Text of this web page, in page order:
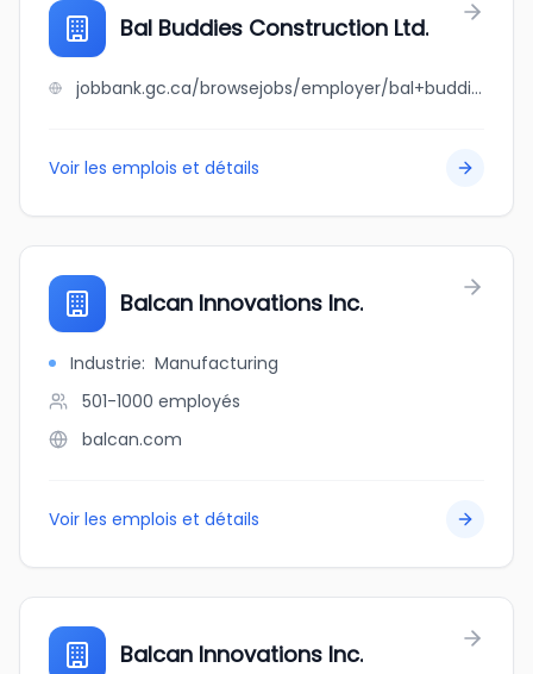
Bal Buddies Construction Ltd.
jobbank.gc.ca/browsejobs/employer/bal+buddies+construction+ltd./ca
Voir les emplois et détails
Balcan Innovations Inc.
Industrie: Manufacturing
501-1000 employés
balcan.com
Voir les emplois et détails
Balcan Innovations Inc.